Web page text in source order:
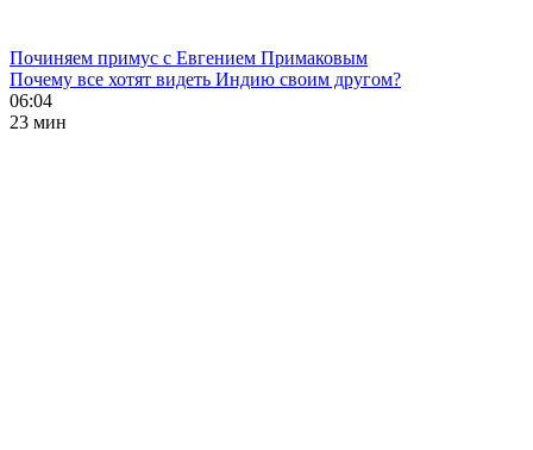
Починяем примус с Евгением Примаковым
Почему все хотят видеть Индию своим другом?
06:04
23 мин